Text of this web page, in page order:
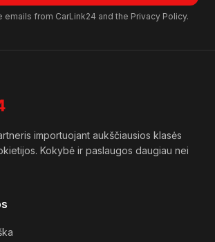
emails from CarLink24 and the Privacy Policy.
importuojant aukščiausios klasės
Kokybė ir paslaugos daugiau nei